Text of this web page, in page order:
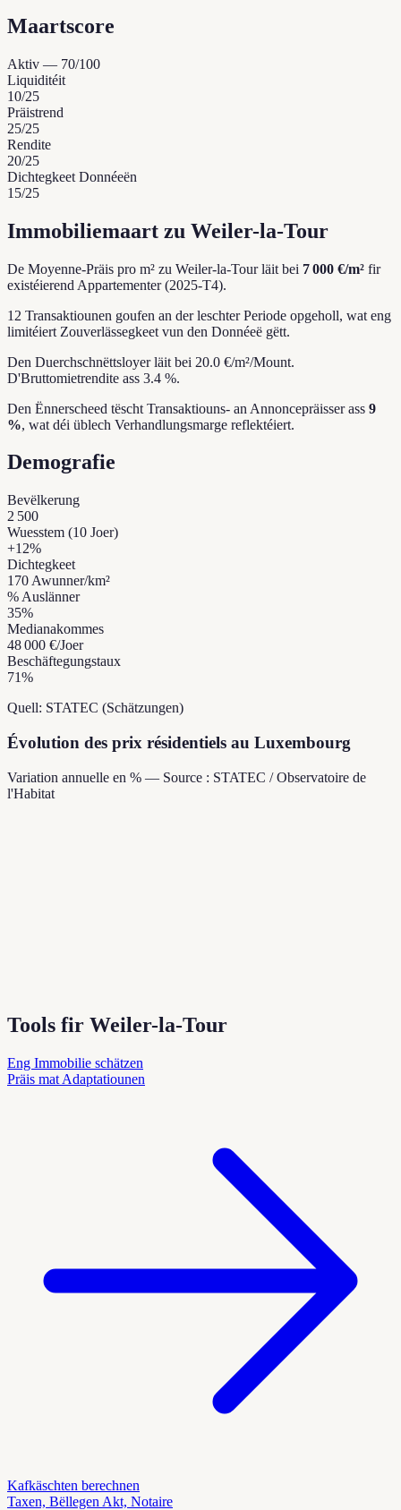
Maartscore
Aktiv — 70/100
Liquiditéit
10/25
Präistrend
25/25
Rendite
20/25
Dichtegkeet Donnéeën
15/25
Immobiliemaart zu Weiler-la-Tour
De Moyenne-Präis pro m² zu Weiler-la-Tour läit bei 7 000 €/m² fir
existéierend Appartementer (2025-T4).
12 Transaktiounen goufen an der leschter Periode opgeholl, wat eng
limitéiert Zouverlässegkeet vun den Donnéeë gëtt.
Den Duerchschnëttsloyer läit bei 20.0 €/m²/Mount.
D'Bruttomietrendite ass 3.4 %.
Den Ënnerscheed tëscht Transaktiouns- an Annoncepräisser ass 9
%, wat déi üblech Verhandlungsmarge reflektéiert.
Demografie
Bevëlkerung
2 500
Wuesstem (10 Joer)
+12%
Dichtegkeet
170 Awunner/km²
% Auslänner
35%
Medianakommes
48 000 €/Joer
Beschäftegungstaux
71%
Quell: STATEC (Schätzungen)
Évolution des prix résidentiels au Luxembourg
Variation annuelle en % — Source : STATEC / Observatoire de
l'Habitat
Tools fir Weiler-la-Tour
Eng Immobilie schätzen
Präis mat Adaptatiounen
Kafkäschten berechnen
Taxen, Bëllegen Akt, Notaire